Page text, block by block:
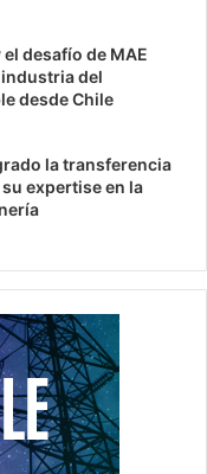
desafío de MAE
del
desde Chile
la transferencia
expertise en la